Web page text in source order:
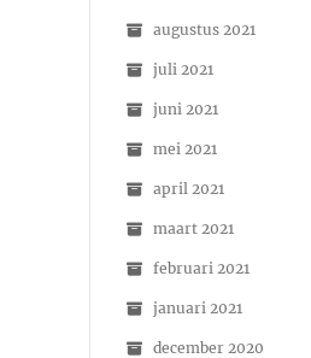
augustus 2021
juli 2021
juni 2021
mei 2021
april 2021
maart 2021
februari 2021
januari 2021
december 2020